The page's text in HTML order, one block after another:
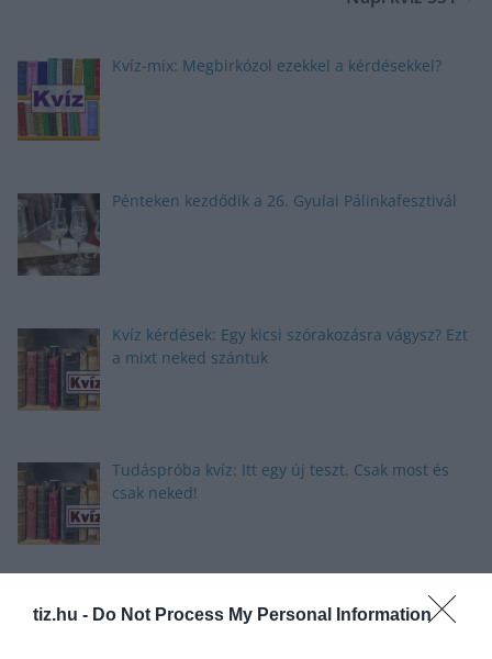
tiz.hu - Do Not Process My Personal Information
Kvíz-mix: Megbirkózol ezekkel a kérdésekkel?
Pénteken kezdődik a 26. Gyulai Pálinkafesztivál
Kvíz kérdések: Egy kicsi szórakozásra vágysz? Ezt
a mixt neked szántuk
Tudáspróba kvíz: Itt egy új teszt. Csak most és
csak neked!
Nyolc gyors kvíz kérdés: Ma sem hagyunk újabb
fejtörő nélkül